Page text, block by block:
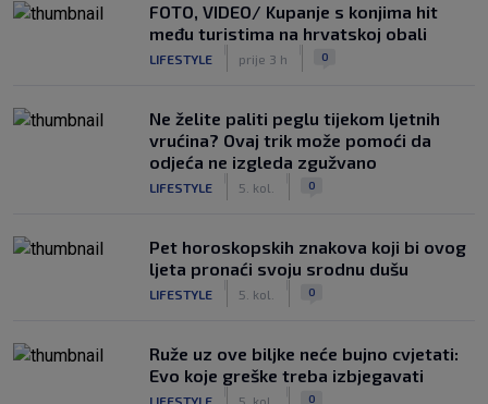
FOTO, VIDEO/ Kupanje s konjima hit
među turistima na hrvatskoj obali
LIFESTYLE prije 3 h 0
Ne želite paliti peglu tijekom ljetnih
vrućina? Ovaj trik može pomoći da
odjeća ne izgleda zgužvano
LIFESTYLE 5. kol. 0
Pet horoskopskih znakova koji bi ovog
ljeta pronaći svoju srodnu dušu
LIFESTYLE 5. kol. 0
Ruže uz ove biljke neće bujno cvjetati:
Evo koje greške treba izbjegavati
LIFESTYLE 5. kol. 0